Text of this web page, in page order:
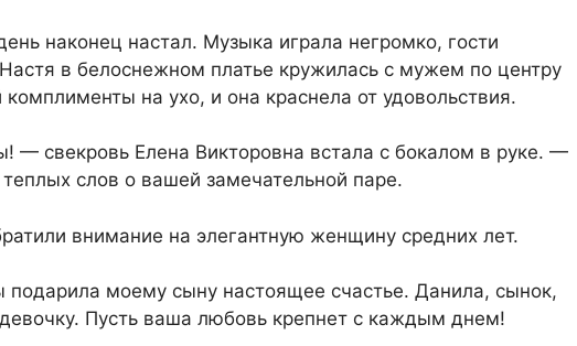
наконец настал. Музыка играла негромко, гости
в белоснежном платье кружилась с мужем по центру
на ухо, и она краснела от удовольствия.
свекровь Елена Викторовна встала с бокалом в руке. —
теплых слов о вашей замечательной паре.
внимание на элегантную женщину средних лет.
моему сыну настоящее счастье. Данила, сынок,
Пусть ваша любовь крепнет с каждым днем!